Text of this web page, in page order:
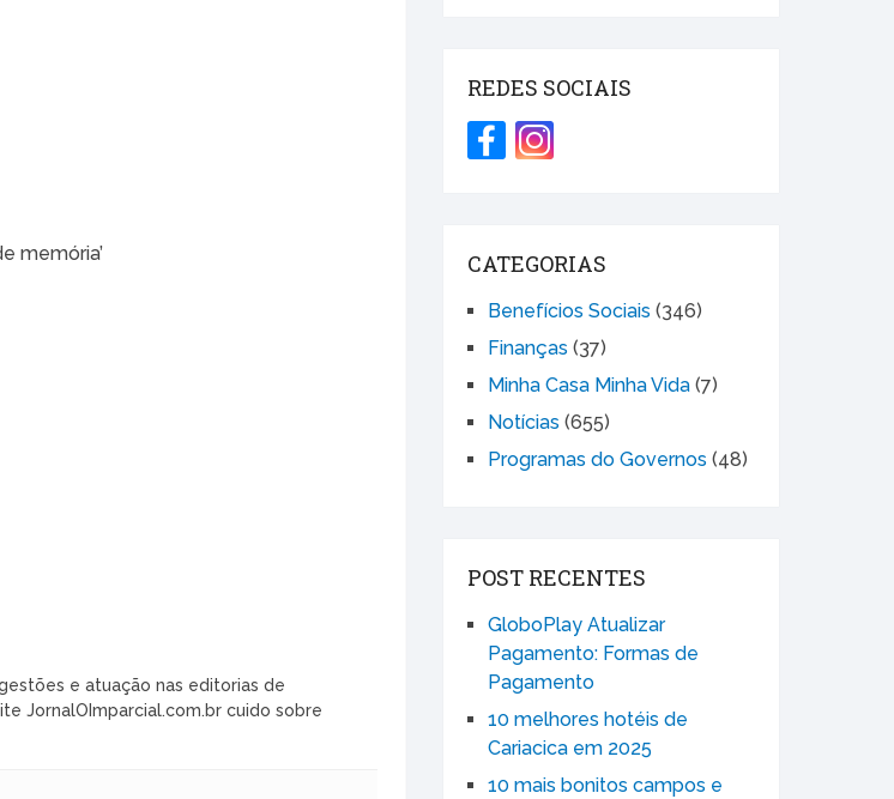
memória’
e atuação nas editorias de
JornalOImparcial.com.br cuido sobre
REDES SOCIAIS
CATEGORIAS
Benefícios Sociais (346)
Finanças (37)
Minha Casa Minha Vida (7)
Notícias (655)
Programas do Governos (48)
POST RECENTES
GloboPlay Atualizar
Pagamento: Formas de
Pagamento
10 melhores hotéis de
Cariacica em 2025
10 mais bonitos campos e